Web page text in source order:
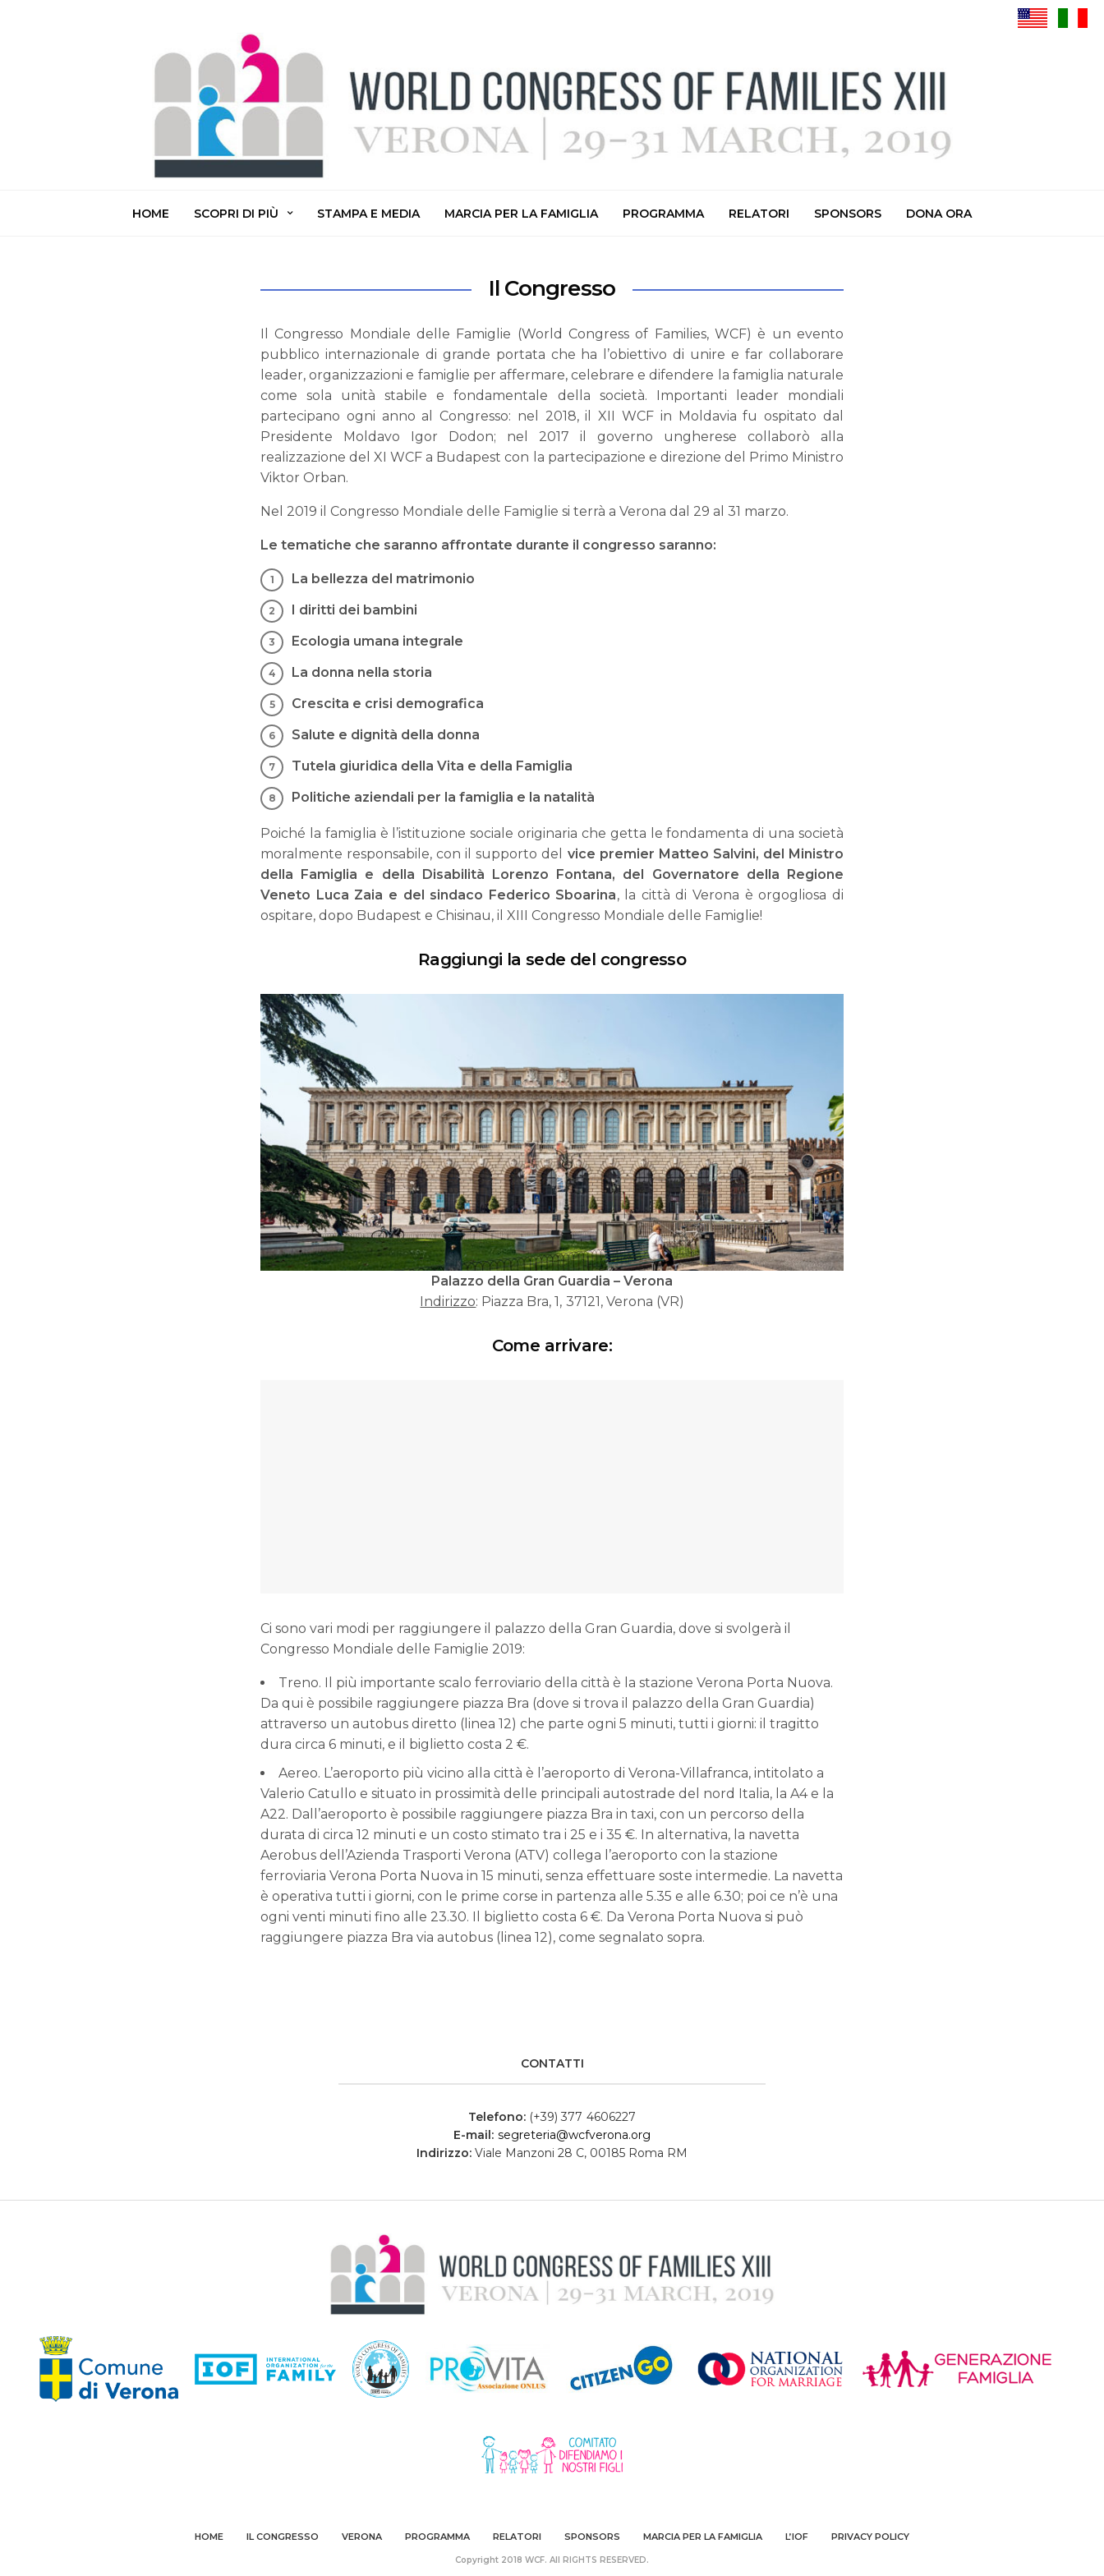
HOME SCOPRI DI PIÙ STAMPA E MEDIA MARCIA PER LA FAMIGLIA PROGRAMMA RELATORI SPONSORS DONA ORA
Il Congresso
Il Congresso Mondiale delle Famiglie (World Congress of Families, WCF) è un evento
pubblico internazionale di grande portata che ha l’obiettivo di unire e far collaborare
leader, organizzazioni e famiglie per affermare, celebrare e difendere la famiglia naturale
come sola unità stabile e fondamentale della società. Importanti leader mondiali
partecipano ogni anno al Congresso: nel 2018, il XII WCF in Moldavia fu ospitato dal
Presidente Moldavo Igor Dodon; nel 2017 il governo ungherese collaborò alla
realizzazione del XI WCF a Budapest con la partecipazione e direzione del Primo Ministro
Viktor Orban.
Nel 2019 il Congresso Mondiale delle Famiglie si terrà a Verona dal 29 al 31 marzo.
Le tematiche che saranno affrontate durante il congresso saranno:
La bellezza del matrimonio
I diritti dei bambini
Ecologia umana integrale
La donna nella storia
Crescita e crisi demografica
Salute e dignità della donna
Tutela giuridica della Vita e della Famiglia
Politiche aziendali per la famiglia e la natalità
Poiché la famiglia è l’istituzione sociale originaria che getta le fondamenta di una società
moralmente responsabile, con il supporto del vice premier Matteo Salvini, del Ministro
della Famiglia e della Disabilità Lorenzo Fontana, del Governatore della Regione
Veneto Luca Zaia e del sindaco Federico Sboarina, la città di Verona è orgogliosa di
ospitare, dopo Budapest e Chisinau, il XIII Congresso Mondiale delle Famiglie!
Raggiungi la sede del congresso
Palazzo della Gran Guardia – Verona
Indirizzo: Piazza Bra, 1, 37121, Verona (VR)
Come arrivare:
Ci sono vari modi per raggiungere il palazzo della Gran Guardia, dove si svolgerà il
Congresso Mondiale delle Famiglie 2019:
Treno. Il più importante scalo ferroviario della città è la stazione Verona Porta Nuova.
Da qui è possibile raggiungere piazza Bra (dove si trova il palazzo della Gran Guardia)
attraverso un autobus diretto (linea 12) che parte ogni 5 minuti, tutti i giorni: il tragitto
dura circa 6 minuti, e il biglietto costa 2 €.
Aereo. L’aeroporto più vicino alla città è l’aeroporto di Verona-Villafranca, intitolato a
Valerio Catullo e situato in prossimità delle principali autostrade del nord Italia, la A4 e la
A22. Dall’aeroporto è possibile raggiungere piazza Bra in taxi, con un percorso della
durata di circa 12 minuti e un costo stimato tra i 25 e i 35 €. In alternativa, la navetta
Aerobus dell’Azienda Trasporti Verona (ATV) collega l’aeroporto con la stazione
ferroviaria Verona Porta Nuova in 15 minuti, senza effettuare soste intermedie. La navetta
è operativa tutti i giorni, con le prime corse in partenza alle 5.35 e alle 6.30; poi ce n’è una
ogni venti minuti fino alle 23.30. Il biglietto costa 6 €. Da Verona Porta Nuova si può
raggiungere piazza Bra via autobus (linea 12), come segnalato sopra.
CONTATTI
Telefono: (+39) 377 4606227
E-mail: segreteria@wcfverona.org
Indirizzo:Viale Manzoni 28 C, 00185 Roma RM
HOME IL CONGRESSO VERONA PROGRAMMA RELATORI SPONSORS MARCIA PER LA FAMIGLIA L’IOF PRIVACY POLICY
Copyright 2018 WCF. All RIGHTS RESERVED.